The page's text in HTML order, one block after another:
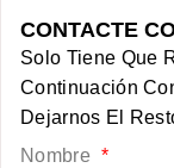
CONTACTE
Solo Tiene Que
Continuación
Dejarnos El
Nombre